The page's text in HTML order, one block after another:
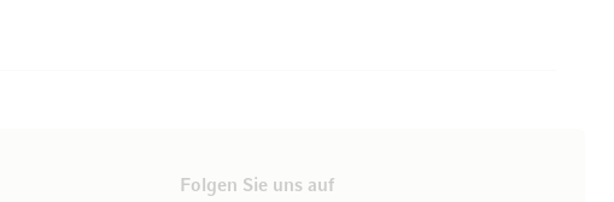
Folgen Sie uns auf